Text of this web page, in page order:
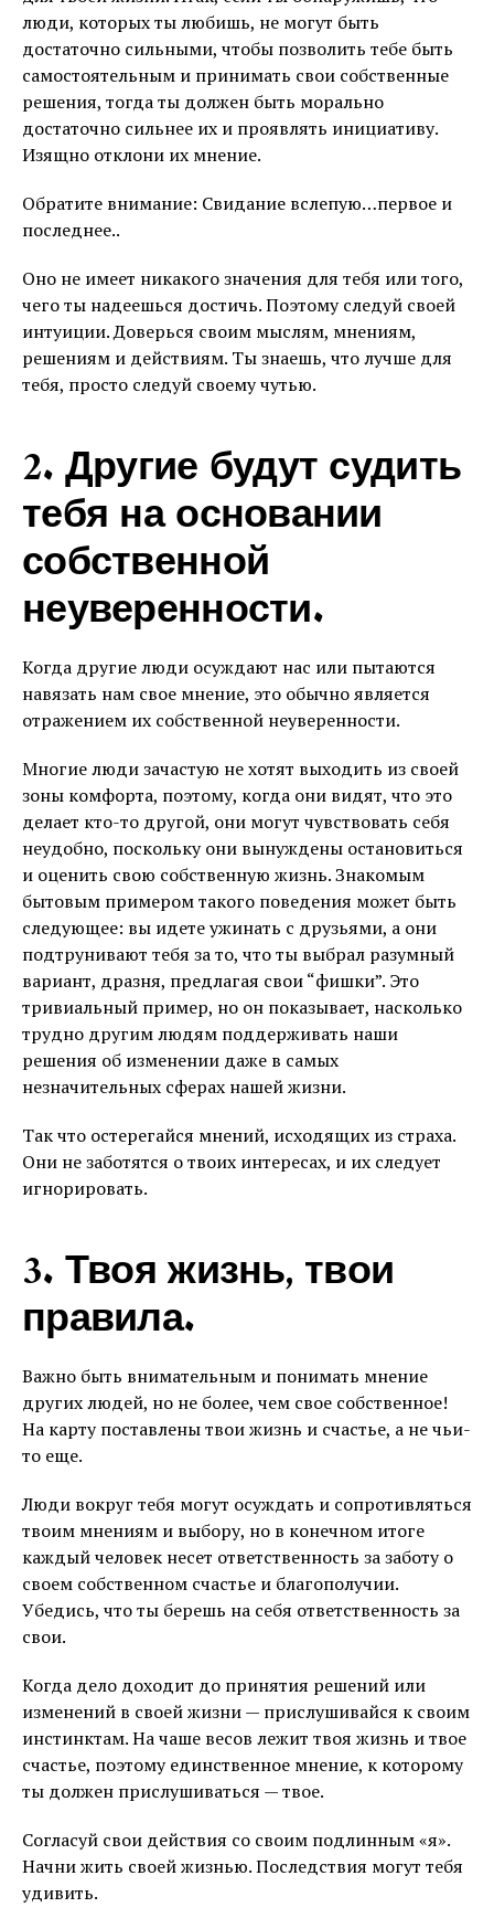
люди, которых ты любишь, не могут быть
достаточно сильными, чтобы позволить тебе быть
самостоятельным и принимать свои собственные
решения, тогда ты должен быть морально
достаточно сильнее их и проявлять инициативу.
Изящно отклони их мнение.
Обратите внимание: Свидание вслепую…первое и
последнее..
Оно не имеет никакого значения для тебя или того,
чего ты надеешься достичь. Поэтому следуй своей
интуиции. Доверься своим мыслям, мнениям,
решениям и действиям. Ты знаешь, что лучше для
тебя, просто следуй своему чутью.
2. Другие будут судить
тебя на основании
собственной
неуверенности.
Когда другие люди осуждают нас или пытаются
навязать нам свое мнение, это обычно является
отражением их собственной неуверенности.
Многие люди зачастую не хотят выходить из своей
зоны комфорта, поэтому, когда они видят, что это
делает кто-то другой, они могут чувствовать себя
неудобно, поскольку они вынуждены остановиться
и оценить свою собственную жизнь. Знакомым
бытовым примером такого поведения может быть
следующее: вы идете ужинать с друзьями, а они
подтрунивают тебя за то, что ты выбрал разумный
вариант, дразня, предлагая свои “фишки”. Это
тривиальный пример, но он показывает, насколько
трудно другим людям поддерживать наши
решения об изменении даже в самых
незначительных сферах нашей жизни.
Так что остерегайся мнений, исходящих из страха.
Они не заботятся о твоих интересах, и их следует
игнорировать.
3. Твоя жизнь, твои
правила.
Важно быть внимательным и понимать мнение
других людей, но не более, чем свое собственное!
На карту поставлены твои жизнь и счастье, а не чьи-
то еще.
Люди вокруг тебя могут осуждать и сопротивляться
твоим мнениям и выбору, но в конечном итоге
каждый человек несет ответственность за заботу о
своем собственном счастье и благополучии.
Убедись, что ты берешь на себя ответственность за
свои.
Когда дело доходит до принятия решений или
изменений в своей жизни — прислушивайся к своим
инстинктам. На чаше весов лежит твоя жизнь и твое
счастье, поэтому единственное мнение, к которому
ты должен прислушиваться — твое.
Согласуй свои действия со своим подлинным «я».
Начни жить своей жизнью. Последствия могут тебя
удивить.